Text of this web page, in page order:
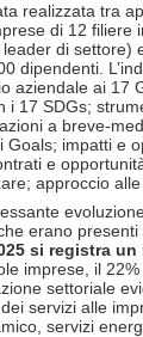
realizzata tra
di 12 filiere
di settore)
dipendenti.
aziendale ai 17
i 17 SDGs;
a breve-
Goals; impatti e
e
approccio alle
erano
si registra un
imprese, il
settoriale
servizi alle
servizi